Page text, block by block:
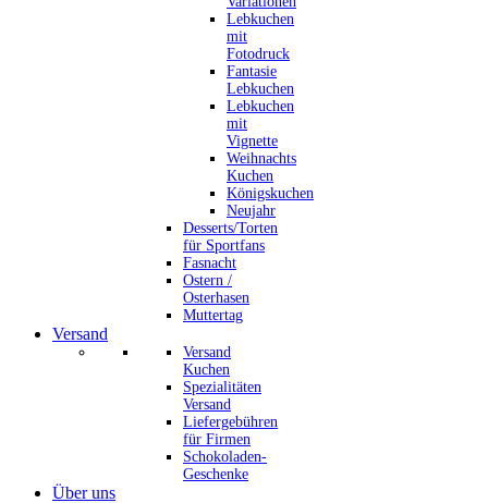
Lebkuchen
mit
Fotodruck
Fantasie
Lebkuchen
Lebkuchen
mit
Vignette
Weihnachts
Kuchen
Königskuchen
Neujahr
Desserts/Torten
für Sportfans
Fasnacht
Ostern /
Osterhasen
Muttertag
Versand
Versand
Kuchen
Spezialitäten
Versand
Liefergebühren
für Firmen
Schokoladen-
Geschenke
Über uns